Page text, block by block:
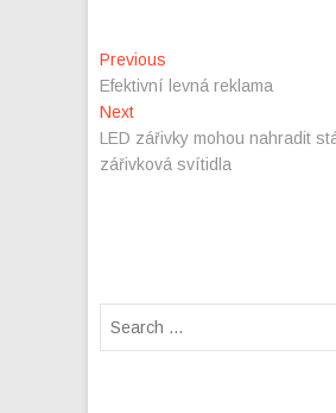
Navigace
pro
příspěvek
Previous
post:
Efektivní levná reklama
NextNext
post:
LED zářivky mohou nahradit
zářivková svítidla